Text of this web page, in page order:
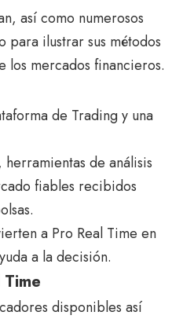
así como numerosos
para ilustrar sus métodos
los mercados financieros.
de Trading y una
de análisis
fiables recibidos
a Pro Real Time en
a la decisión.
disponibles así